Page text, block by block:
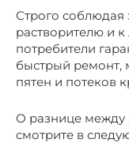
Строго соблюдая
растворителю и
потребители
быстрый ремонт,
пятен и потеков
О разнице между
смотрите в